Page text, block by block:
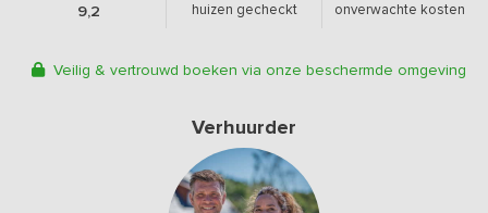
9,2
huizen gecheckt
onverwachte kosten
Veilig & vertrouwd boeken via onze beschermde omgeving
Verhuurder